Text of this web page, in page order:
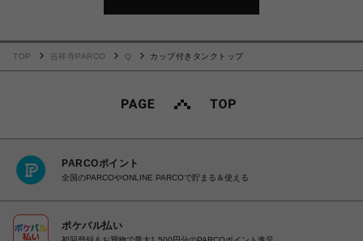
TOP 吉祥寺PARCO Q カップ付きタンクトップ
PARCOポイント
全国のPARCOやONLINE PARCOで貯まる＆使える
ポケパル払い